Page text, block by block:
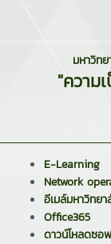
มหาวิท
"ความ
E-Learning
Network
อีเมล์มหาวิทยา
Office365
ดาวน์โหลดซอ